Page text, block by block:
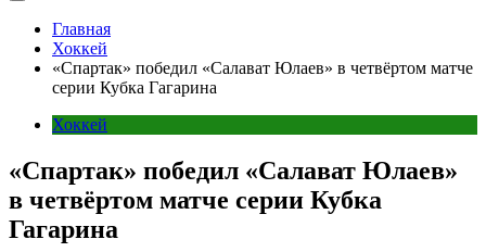
Главная
Хоккей
«Спартак» победил «Салават Юлаев» в четвёртом матче
серии Кубка Гагарина
Хоккей
«Спартак» победил «Салават Юлаев»
в четвёртом матче серии Кубка
Гагарина